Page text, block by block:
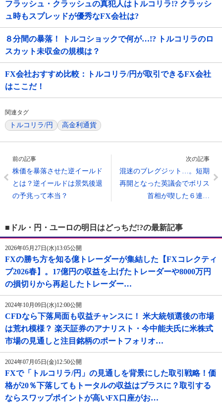
フラッシュ・クラッシュの真犯人はトルコリラ!? クラッシ
ュ時もスプレッドが優秀なFX会社は?
８分間の暴落！ トルコショックで何が…!? トルコリラのロ
スカット未収金の規模は？
FX会社おすすめ比較：トルコリラ/円が取引できるFX会社
はここだ！
関連タグ
トルコリラ/円 高金利通貨
前の記事
株価を暴落させた逆イールド
とは？逆イールドは景気後退
の予兆って本当？
次の記事
混迷のブレグジット…。短期
再開となった英議会でボリス
首相が喫した６連…
■ドル・円・ユーロの明日はどっちだ!?の最新記事
2026年05月27日(水)13:05公開
FXの勝ち方を知る億トレーダーが集結した【FXコレクティ
ブ2026春】。17億円の収益を上げたトレーダーや8000万円
の損切りから再起したトレーダー…
2024年10月09日(水)12:00公開
CFDなら下落局面も収益チャンスに！ 米大統領選後の市場
は荒れ模様？ 楽天証券のアナリスト・今中能夫氏に米株式
市場の見通しと注目銘柄のポートフォリオ…
2024年07月05日(金)12:50公開
FXで「トルコリラ/円」の見通しを背景にした取引戦略！価
格が20％下落してもトータルの収益はプラスに？取引する
ならスワップポイントが高いFX口座がお…